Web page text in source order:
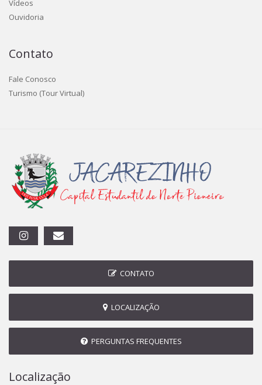
Vídeos
Ouvidoria
Contato
Fale Conosco
Turismo (Tour Virtual)
CONTATO
LOCALIZAÇÃO
PERGUNTAS FREQUENTES
Localização